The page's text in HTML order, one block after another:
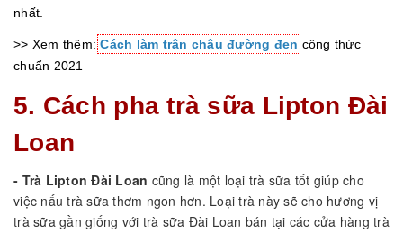
nhất.
>> Xem thêm:Cách làm trân châu đường đencông thức
chuẩn 2021
5. Cách pha trà sữa Lipton Đài
Loan
- Trà Lipton Đài Loan cũng là một loại trà sữa tốt giúp cho
việc nấu trà sữa thơm ngon hơn. Loại trà này sẽ cho hương vị
trà sữa gần giống với trà sữa Đài Loan bán tại các cửa hàng trà